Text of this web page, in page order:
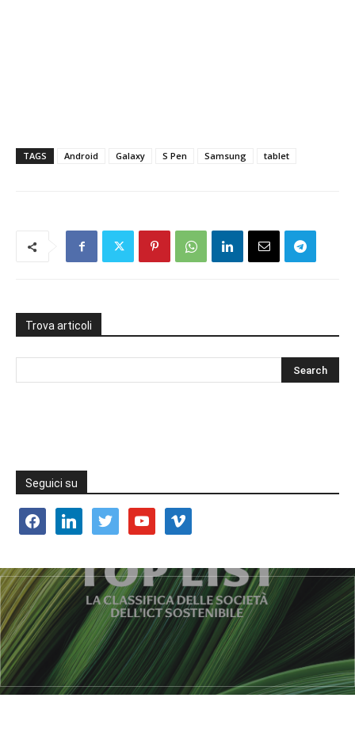
TAGS Android Galaxy S Pen Samsung tablet
Trova articoli
Seguici su
facebooklinkedin twitter youtube vimeo